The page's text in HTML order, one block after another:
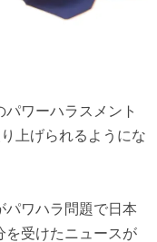
ワーハラスメント
上げられるようにな
パワハラ問題で日本
を受けたニュースが